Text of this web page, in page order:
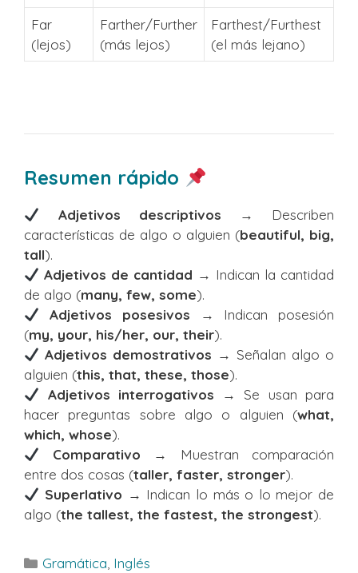
Far
(lejos)
Farther/Further
(más lejos)
Farthest/Furthest
(el más lejano)
Resumen rápido
Adjetivos descriptivos → Describen
características de algo o alguien (beautiful, big,
tall).
Adjetivos de cantidad → Indican la cantidad
de algo (many, few, some).
Adjetivos posesivos → Indican posesión
(my, your, his/her, our, their).
Adjetivos demostrativos → Señalan algo o
alguien (this, that, these, those).
Adjetivos interrogativos → Se usan para
hacer preguntas sobre algo o alguien (what,
which, whose).
Comparativo → Muestran comparación
entre dos cosas (taller, faster, stronger).
Superlativo → Indican lo más o lo mejor de
algo (the tallest, the fastest, the strongest).
Categorías
Gramática, Inglés